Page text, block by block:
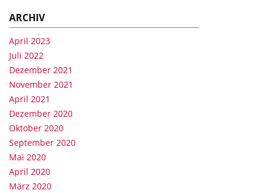
ARCHIV
April 2023
Juli 2022
Dezember 2021
November 2021
April 2021
Dezember 2020
Oktober 2020
September 2020
Mai 2020
April 2020
März 2020